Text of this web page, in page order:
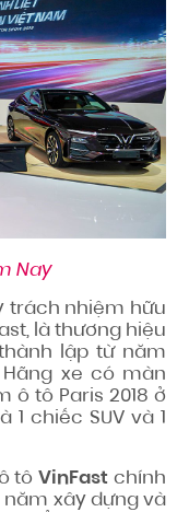
Nay
trách nhiệm hữu
là thương hiệu
lập từ năm
Hãng xe có màn
ô tô Paris 2018 ở
1 chiếc SUV và 1
tôVinFast chính
năm xây dựng và